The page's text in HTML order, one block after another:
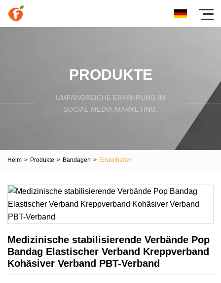
PRODUKTE
UMFANGREICHE ERFAHRUNG IM
SOCIAL-MEDIA-MARKETING.
Heim > Produkte > Bandagen > Einzelheiten
Medizinische stabilisierende Verbände Pop
Bandag Elastischer Verband Kreppverband
Kohäsiver Verband PBT-Verband